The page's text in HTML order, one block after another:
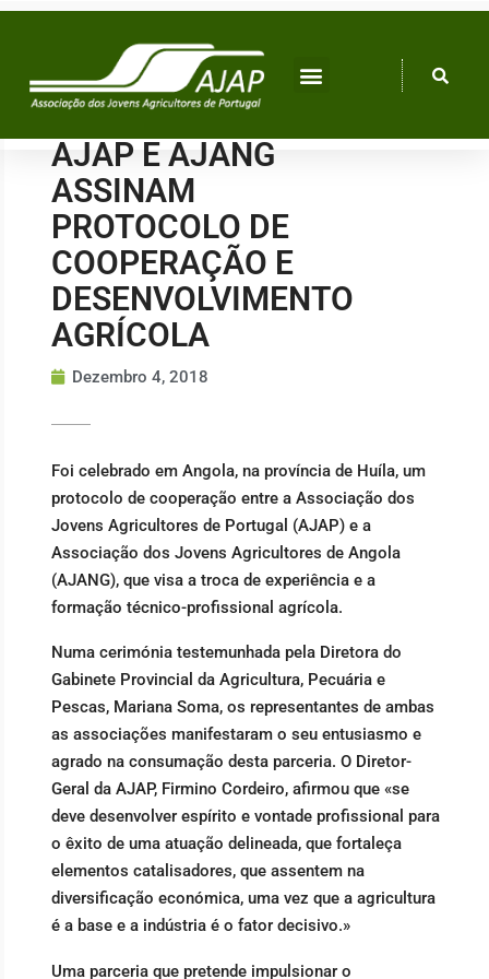
Skip
AJAP E AJANG
ASSINAM
PROTOCOLO DE
COOPERAÇÃO E
DESENVOLVIMENTO
AGRÍCOLA
Dezembro 4, 2018
Foi celebrado em Angola, na província de Huíla, um
protocolo de cooperação entre a Associação dos
Jovens Agricultores de Portugal (AJAP) e a
Associação dos Jovens Agricultores de Angola
(AJANG), que visa a troca de experiência e a
formação técnico-profissional agrícola.
Numa cerimónia testemunhada pela Diretora do
Gabinete Provincial da Agricultura, Pecuária e
Pescas, Mariana Soma, os representantes de ambas
as associações manifestaram o seu entusiasmo e
agrado na consumação desta parceria. O Diretor-
Geral da AJAP, Firmino Cordeiro, afirmou que «se
deve desenvolver espírito e vontade profissional para
o êxito de uma atuação delineada, que fortaleça
elementos catalisadores, que assentem na
diversificação económica, uma vez que a agricultura
é a base e a indústria é o fator decisivo.»
Uma parceria que pretende impulsionar o